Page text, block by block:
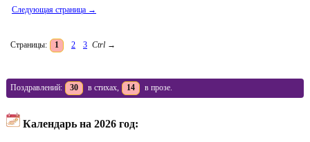
Следующая страница →
Страницы: 1 2 3 Ctrl →
Поздравлений: 30 в стихах, 14 в прозе.
Календарь на 2026 год: